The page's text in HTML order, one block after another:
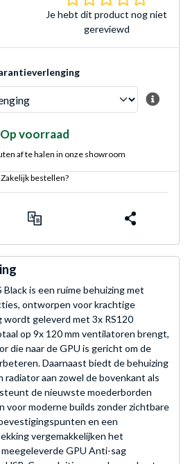
Je hebt dit product nog niet
gereviewd
Op voorraad
af te halen in onze showroom
Zakelijk bestellen?
Black is een ruime behuizing met
ontworpen voor krachtige
wordt geleverd met 3x RS120
op 9x 120 mm ventilatoren brengt,
die naar de GPU is gericht om de
Daarnaast biedt de behuizing
radiator aan zowel de bovenkant als
de nieuwste moederborden
voor moderne builds zonder zichtbare
en een
vergemakkelijken het
GPU Anti-sag